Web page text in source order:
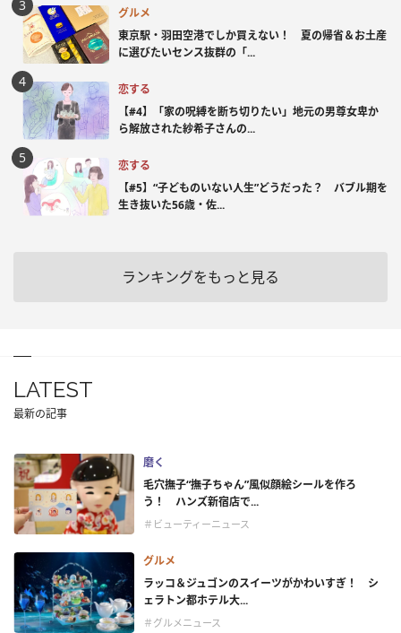
グルメ
東京駅・羽田空港でしか買えない！ 夏の帰省＆お土産
に選びたいセンス抜群の「...
恋する
【#4】「家の呪縛を断ち切りたい」地元の男尊女卑か
ら解放された紗希子さんの...
恋する
【#5】“子どものいない人生”どうだった？ バブル期を
生き抜いた56歳・佐...
ランキングをもっと見る
LATEST
最新の記事
磨く
毛穴撫子“撫子ちゃん”風似顔絵シールを作ろ
う！ ハンズ新宿店で...
＃ビューティーニュース
グルメ
ラッコ＆ジュゴンのスイーツがかわいすぎ！ シ
ェラトン都ホテル大...
＃グルメニュース